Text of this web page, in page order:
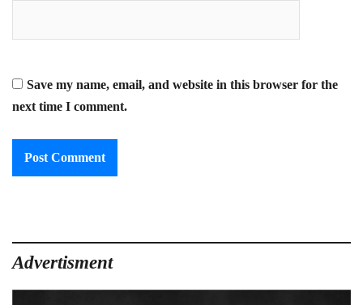
Save my name, email, and website in this browser for the
next time I comment.
Advertisment